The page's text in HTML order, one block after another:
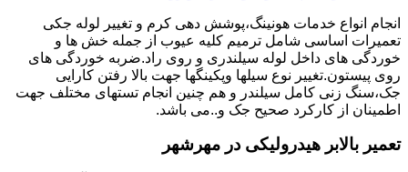
انجام انواع خدمات هونینگ،پوشش دهی کرم و تغییر لوله جکی
تعمیرات اساسی شامل ترمیم کلیه عیوب از جمله خش ها و
خوردگی های داخل لوله سیلندری و روی راد.ضربه خوردگی های
روی پیستون.تغییر نوع سیلها وپکینگها جهت بالا رفتن کارایی
جک،سنگ زنی کامل سیلندر و هم چنین انجام تستهای مختلف جهت
اطمینان از کارکرد صحیح جک و..می باشد.
تعمیر بالابر هیدرولیکی در مهرشهر